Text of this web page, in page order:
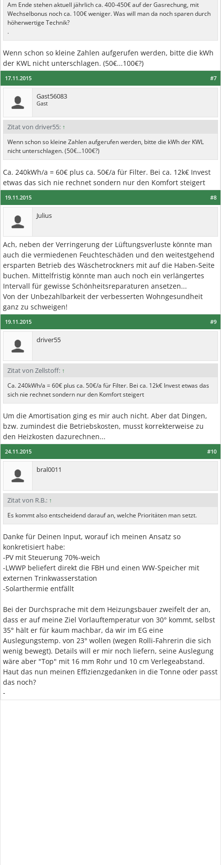
Am Ende stehen aktuell jährlich ca. 400-450€ auf der Gasrechung, mit
Wechselbonus noch ca. 100€ weniger. Was will man da noch sparen durch
höherwertige Technik?
.
Wenn schon so kleine Zahlen aufgerufen werden, bitte die kWh
der KWL nicht unterschlagen. (50€...100€?)
#7
17.11.2015
Gast56083
Gast
Zitat von driver55: ↑
Wenn schon so kleine Zahlen aufgerufen werden, bitte die kWh der KWL
nicht unterschlagen. (50€...100€?)
Ca. 240kWh/a = 60€ plus ca. 50€/a für Filter. Bei ca. 12k€ Invest
etwas das sich nie rechnet sondern nur den Komfort steigert
#8
19.11.2015
Julius
Ach, neben der Verringerung der Lüftungsverluste könnte man
auch die vermiedenen Feuchteschäden und den weitestgehend
ersparten Betrieb des Wäschetrockners mit auf die Haben-Seite
buchen. Mittelfristig könnte man auch noch ein verlängertes
Intervall für gewisse Schönheitsreparaturen ansetzen...
Von der Unbezahlbarkeit der verbesserten Wohngesundheit
ganz zu schweigen!
#9
19.11.2015
driver55
Zitat von Zellstoff: ↑
Ca. 240kWh/a = 60€ plus ca. 50€/a für Filter. Bei ca. 12k€ Invest etwas das
sich nie rechnet sondern nur den Komfort steigert
Um die Amortisation ging es mir auch nicht. Aber dat Dingen,
bzw. zumindest die Betriebskosten, musst korrekterweise zu
den Heizkosten dazurechnen...
#10
24.11.2015
bral0011
Zitat von R.B.: ↑
Es kommt also entscheidend darauf an, welche Prioritäten man setzt.
Danke für Deinen Input, worauf ich meinen Ansatz so
konkretisiert habe:
-PV mit Steuerung 70%-weich
-LWWP beliefert direkt die FBH und einen WW-Speicher mit
externen Trinkwasserstation
-Solarthermie entfällt
Bei der Durchsprache mit dem Heizungsbauer zweifelt der an,
dass er auf meine Ziel Vorlauftemperatur von 30° kommt, selbst
35° hält er für kaum machbar, da wir im EG eine
Auslegungstemp. von 23° wollen (wegen Rolli-Fahrerin die sich
wenig bewegt). Details will er mir noch liefern, seine Auslegung
wäre aber "Top" mit 16 mm Rohr und 10 cm Verlegeabstand.
Haut das nun meinen Effizienzgedanken in die Tonne oder passt
das noch?
-